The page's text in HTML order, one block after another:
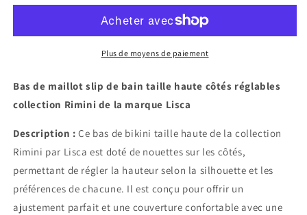
de
haute
réglables
Lisca
slip
de
bain
haute
réglables
Lisca
Plus de moyens de paiement
Bas de maillot slip de bain taille haute côtés réglables
collection Rimini de la marque Lisca
Description : Ce bas de bikini taille haute de la collection
Rimini par Lisca est doté de nouettes sur les côtés,
permettant de régler la hauteur selon la silhouette et les
préférences de chacune. Il est conçu pour offrir un
ajustement parfait et une couverture confortable avec une